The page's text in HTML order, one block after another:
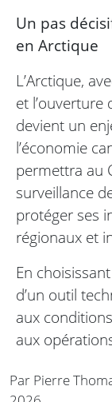
Un pas
en Arctique
L’Arctique,
et l’ouverture
devient un
l’économie
permettra au
surveillance
protéger ses
régionaux et
En
d’un outil
aux
aux
Par Pierre